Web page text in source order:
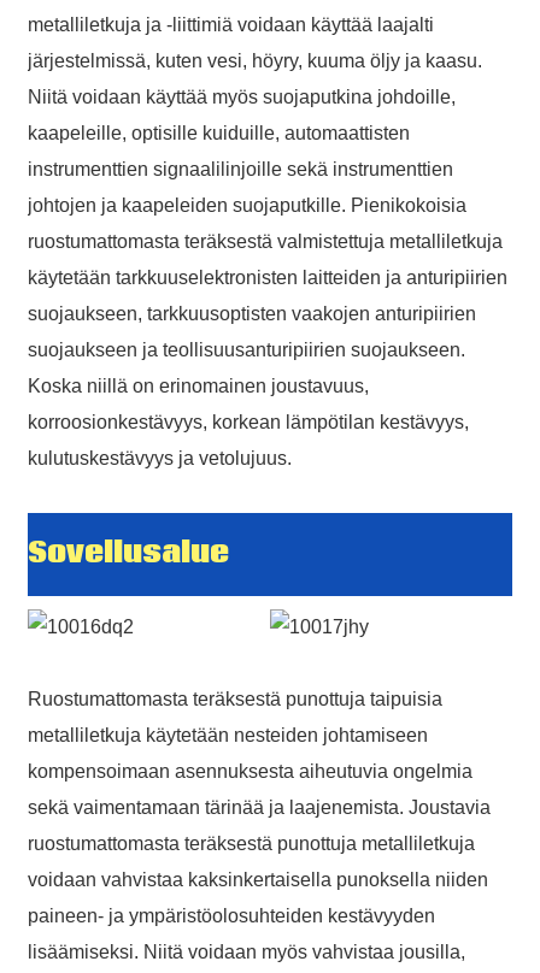
metalliletkuja ja -liittimiä voidaan käyttää laajalti
järjestelmissä, kuten vesi, höyry, kuuma öljy ja kaasu.
Niitä voidaan käyttää myös suojaputkina johdoille,
kaapeleille, optisille kuiduille, automaattisten
instrumenttien signaalilinjoille sekä instrumenttien
johtojen ja kaapeleiden suojaputkille. Pienikokoisia
ruostumattomasta teräksestä valmistettuja metalliletkuja
käytetään tarkkuuselektronisten laitteiden ja anturipiirien
suojaukseen, tarkkuusoptisten vaakojen anturipiirien
suojaukseen ja teollisuusanturipiirien suojaukseen.
Koska niillä on erinomainen joustavuus,
korroosionkestävyys, korkean lämpötilan kestävyys,
kulutuskestävyys ja vetolujuus.
Sovellusalue
Ruostumattomasta teräksestä punottuja taipuisia
metalliletkuja käytetään nesteiden johtamiseen
kompensoimaan asennuksesta aiheutuvia ongelmia
sekä vaimentamaan tärinää ja laajenemista. Joustavia
ruostumattomasta teräksestä punottuja metalliletkuja
voidaan vahvistaa kaksinkertaisella punoksella niiden
paineen- ja ympäristöolosuhteiden kestävyyden
lisäämiseksi. Niitä voidaan myös vahvistaa jousilla,
Enter a Warming that does not meet the criteria!
Phone
Message
*Message Cannot be empty!
AI Helps Write
* Required field